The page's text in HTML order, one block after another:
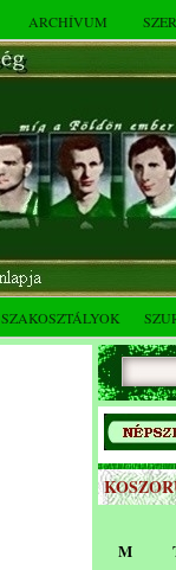
ARCHÍVUM
SZAKOSZTÁLYOK
M